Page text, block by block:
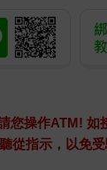
您操作ATM! 如
從指示，以免受